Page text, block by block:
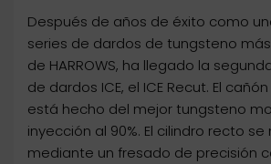
Después de años de éxito como
series de dardos de tungsteno
de HARROWS, ha llegado la
de dardos ICE, el ICE Recut. El
está hecho del mejor tungsteno
inyección al 90%. El cilindro recto
mediante un fresado de precisión